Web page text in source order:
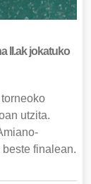
II.ak jokatuko
utzita.
finalean.